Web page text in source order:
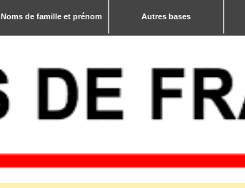
Noms de famille et prénom Autres bases